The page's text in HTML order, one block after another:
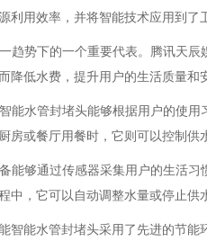
利用效率，并将智能技术应用到了
趋势下的一个重要代表。腾讯天
降低水费，提升用户的生活质量和
能水管封堵头能够根据用户的使用
房或餐厅用餐时，它则可以控制供
能够通过传感器采集用户的生活习
中，它可以自动调整水量或停止
智能水管封堵头采用了先进的节